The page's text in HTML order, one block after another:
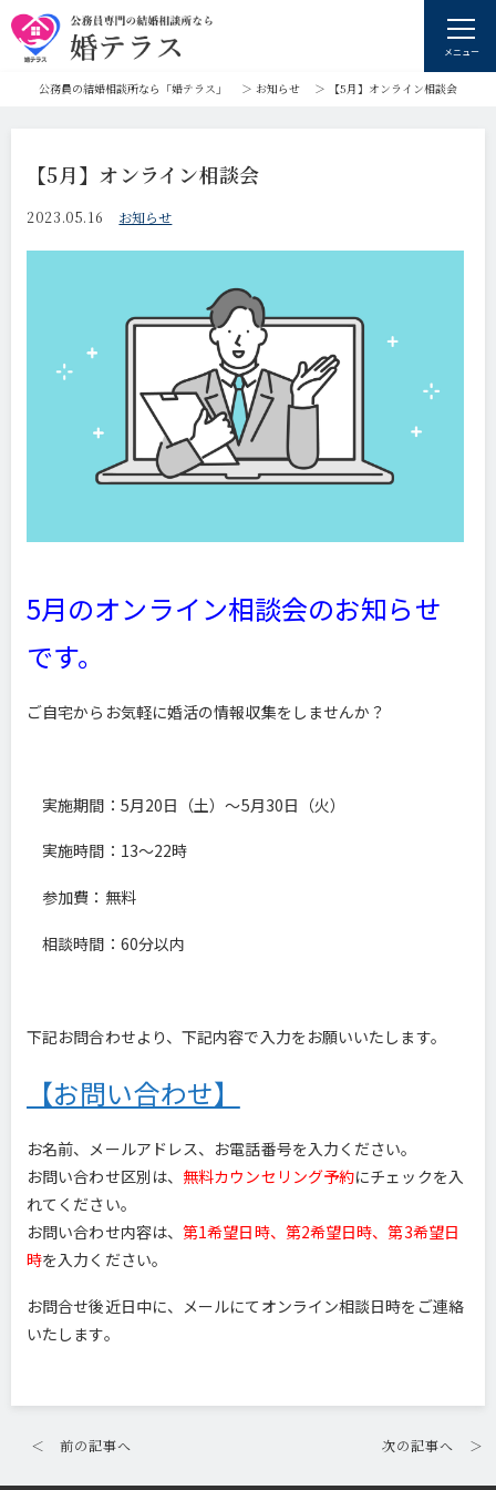
メニュー
公務員の結婚相談所なら「婚テラス」 ＞ お知らせ ＞ 【5月】オンライン相談会
【5月】オンライン相談会
2023.05.16 お知らせ
5月のオンライン相談会のお知らせ
です。
ご自宅からお気軽に婚活の情報収集をしませんか？
実施期間：5月20日（土）～5月30日（火）
実施時間：13～22時
参加費：無料
相談時間：60分以内
下記お問合わせより、下記内容で入力をお願いいたします。
【お問い合わせ】
お名前、メールアドレス、お電話番号を入力ください。
お問い合わせ区別は、 無料カウンセリング予約にチェックを入
れてください。
お問い合わせ内容は、 第1希望日時、第2希望日時、第3希望日
時を入力ください。
お問合せ後近日中に、メールにてオンライン相談日時をご連絡
いたします。
＜ 前の記事へ 次の記事へ ＞